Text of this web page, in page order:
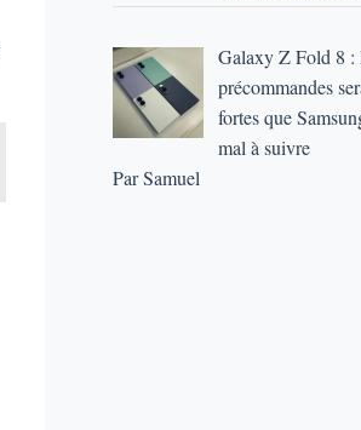
Galaxy Z Fold 8 :
précommandes
fortes que
mal à suivre
Par Samuel